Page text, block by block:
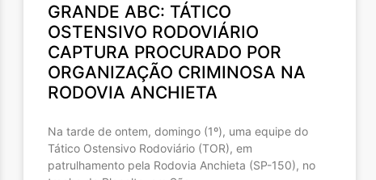
GRANDE ABC: TÁTICO
OSTENSIVO RODOVIÁRIO
CAPTURA PROCURADO POR
ORGANIZAÇÃO CRIMINOSA NA
RODOVIA ANCHIETA
Na tarde de ontem, domingo (1º), uma equipe do
Tático Ostensivo Rodoviário (TOR), em
patrulhamento pela Rodovia Anchieta (SP-150), no